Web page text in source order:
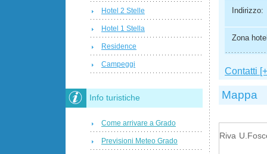
Indirizzo:
Zona
Contatti
Mappa
Riva
Hotel 2 Stelle
Hotel 1 Stella
Residence
Campeggi
Info turistiche
Come arrivare a Grado
Previsioni Meteo Grado